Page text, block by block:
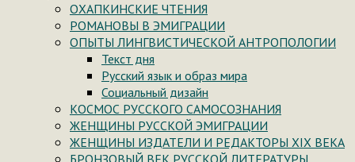
ОХАПКИНСКИЕ ЧТЕНИЯ
РОМАНОВЫ В ЭМИГРАЦИИ
ОПЫТЫ ЛИНГВИСТИЧЕСКОЙ АНТРОПОЛОГИИ
Текст дня
Русский язык и образ мира
Социальный дизайн
КОСМОС РУССКОГО САМОСОЗНАНИЯ
ЖЕНЩИНЫ РУССКОЙ ЭМИГРАЦИИ
ЖЕНЩИНЫ ИЗДАТЕЛИ И РЕДАКТОРЫ XIX ВЕКА
БРОНЗОВЫЙ ВЕК РУССКОЙ ЛИТЕРАТУРЫ